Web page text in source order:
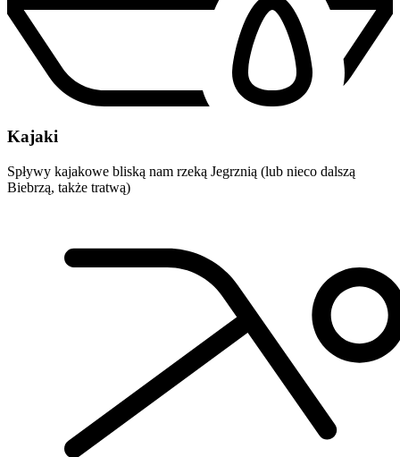
Kajaki
Spływy kajakowe bliską nam rzeką Jegrznią (lub nieco dalszą
Biebrzą, także tratwą)